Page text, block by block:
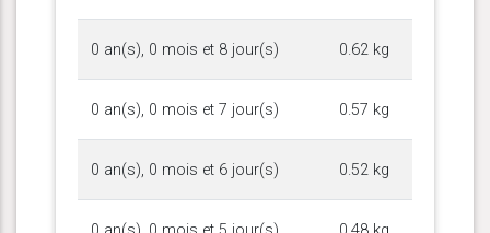
0 an(s), 0 mois et 8 jour(s) 0.62 kg
0 an(s), 0 mois et 7 jour(s) 0.57 kg
0 an(s), 0 mois et 6 jour(s) 0.52 kg